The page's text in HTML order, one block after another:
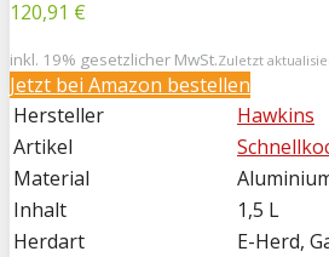
120,91 €
inkl. 19% gesetzlicher MwSt.Zuletzt
Jetzt bei Amazon bestellen
Hersteller
Hawkins
Artikel
Material
Inhalt
1,5 L
Herdart
E-Herd,